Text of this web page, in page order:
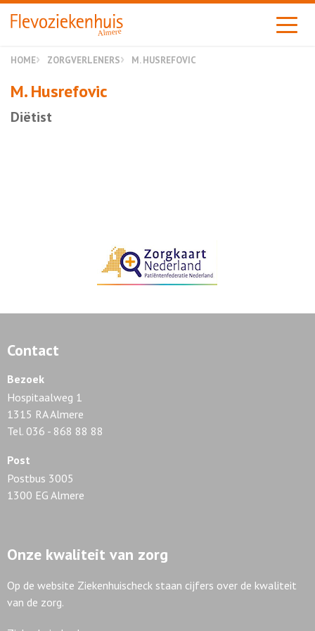
Almere
HOME ZORGVERLENERS M. HUSREFOVIC
M. Husrefovic
Diëtist
Contact
Bezoek
Hospitaalweg 1
1315 RA Almere
Tel. 036 - 868 88 88
Post
Postbus 3005
1300 EG Almere
Onze kwaliteit van zorg
Op de website Ziekenhuischeck staan cijfers over de kwaliteit
van de zorg.